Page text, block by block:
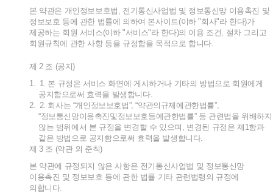
본 약관은 개인정보보호법 , 전기통신사업법 및 정보통신망 이용촉진 및
정보보호 등에 관한 법률에 의하여 본사이트(이하"회사"라 한다)가
제공하는 회원 서비스(이하"서비스"라 한다)의 이용 조건, 절차 그리고
회원규칙에 관한 사항 등을 규정함을 목적으로 합니다.
제 2 조 (공지)
1. 1. 본 규정은 서비스 화면에 게시하거나 기타의 방법으로 회원에게
공지함으로써 효력을 발생합니다.
2. 2. 회사는 “개인정보보호법”, “약관의규제에관한법률”,
“정보통신망이용촉진및정보보호등에관한법률” 등 관련법을 위배하지
않는 범위에서 본 규정을 변경할 수 있으며 , 변경된 규정은 제 1항과
같은 방법으로 공지함으로써 효력을 발생합니다.
제 3 조 (약관 외 준칙)
본 약관에 규정되지 않은 사항은 전기통신사업법 및 정보통신망
이용촉진 및 정보보호 등에 관한 법률 기타 관련법령의 규정에
의합니다.